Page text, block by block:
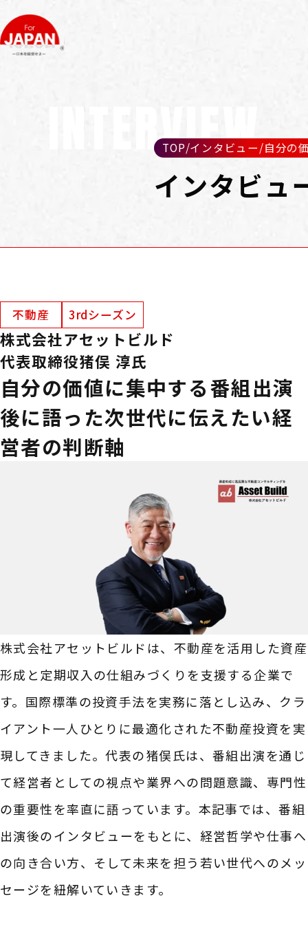
INTERVIEW
インタビュ
TOP/インタビュー/自分の
不動産 3rdシーズン
株式会社アセットビルド
代表取締役猪俣 淳氏
自分の価値に集中する――番組出演
後に語った次世代に伝えたい経
営者の判断軸
株式会社アセットビルドは、不動産を活用した資産
形成と定期収入の仕組みづくりを支援する企業で
す。国際標準の投資手法を実務に落とし込み、クラ
イアント一人ひとりに最適化された不動産投資を実
現してきました。代表の猪俣氏は、番組出演を通じ
て経営者としての視点や業界への問題意識、専門性
の重要性を率直に語っています。本記事では、番組
出演後のインタビューをもとに、経営哲学や仕事へ
の向き合い方、そして未来を担う若い世代へのメッ
セージを紐解いていきます。